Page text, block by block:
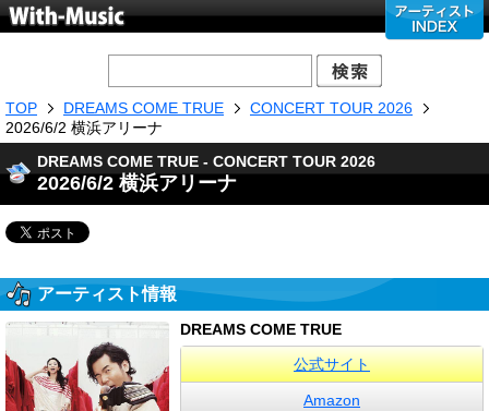
TOP DREAMS COME TRUE
CONCERT TOUR 2026
2026/6/2 横浜アリーナ
DREAMS COME TRUE - CONCERT TOUR 2026
2026/6/2 横浜アリーナ
アーティスト情報
DREAMS COME TRUE
公式サイト
Amazon